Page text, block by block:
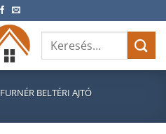
Keresés
következőre:
FURNÉR BELTÉRI AJTÓ